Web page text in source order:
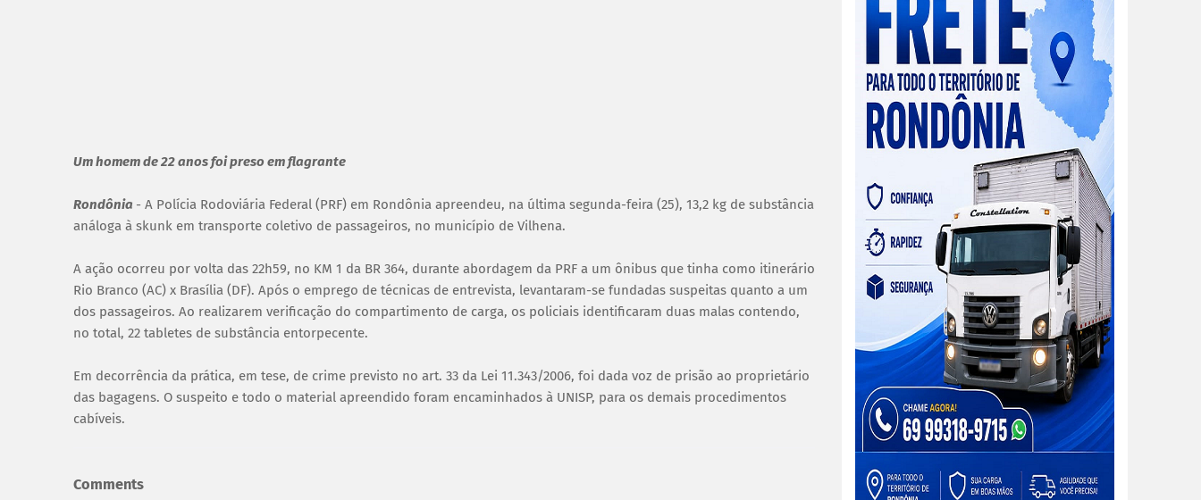
Um homem de 22 anos foi preso em flagrante
Rondônia - A Polícia Rodoviária Federal (PRF) em Rondônia apreendeu, na última segunda-feira (25), 13,2 kg de substância
análoga à skunk em transporte coletivo de passageiros, no município de Vilhena.
A ação ocorreu por volta das 22h59, no KM 1 da BR 364, durante abordagem da PRF a um ônibus que tinha como itinerário
Rio Branco (AC) x Brasília (DF). Após o emprego de técnicas de entrevista, levantaram-se fundadas suspeitas quanto a um
dos passageiros. Ao realizarem verificação do compartimento de carga, os policiais identificaram duas malas contendo,
no total, 22 tabletes de substância entorpecente.
Em decorrência da prática, em tese, de crime previsto no art. 33 da Lei 11.343/2006, foi dada voz de prisão ao proprietário
das bagagens. O suspeito e todo o material apreendido foram encaminhados à UNISP, para os demais procedimentos
cabíveis.
Comments